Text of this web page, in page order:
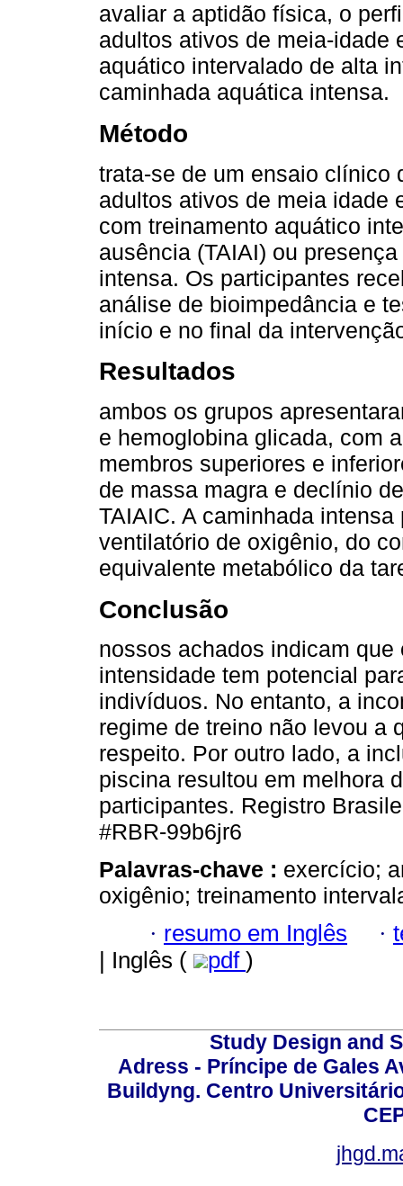
avaliar a aptidão física, o
adultos ativos de meia-idade
aquático intervalado de alta
caminhada aquática intensa.
Método
trata-se de um ensaio clínico
adultos ativos de meia idade
com treinamento aquático
ausência (TAIAI) ou
intensa. Os participantes
análise de bioimpedância e
início e no final da
Resultados
ambos os grupos
e hemoglobina glicada, com
membros superiores e
de massa magra e declínio
TAIAIC. A caminhada
ventilatório de oxigênio, do
equivalente metabólico da
Conclusão
nossos achados indicam
intensidade tem potencial
indivíduos. No entanto, a
regime de treino não levou a
respeito. Por outro lado, a
piscina resultou em melhora
participantes. Registro
#RBR-99b6jr6
Palavras-chave : exercício;
oxigênio; treinamento
· resumo em Inglês ·
| Inglês (
pdf )
Study Design and
Adress - Príncipe de Gales
Buildyng. Centro